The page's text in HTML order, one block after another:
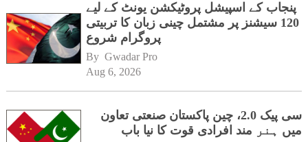
پنجاب کے اسپیشل پروٹیکشن یونٹ کے لیے
120 سیشنز پر مشتمل چینی زبان کا تربیتی
پروگرام شروع
By Gwadar Pro
Aug 6, 2026
سی پیک 2.0، چین پاکستان صنعتی تعاون
میں ہنر مند افرادی قوت کا نیا باب